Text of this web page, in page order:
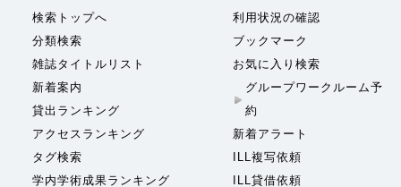
検索トップへ
分類検索
雑誌タイトルリスト
新着案内
貸出ランキング
アクセスランキング
タグ検索
学内学術成果ランキング
利用状況の確認
ブックマーク
お気に入り検索
グループワークルーム予
約
新着アラート
ILL複写依頼
ILL貸借依頼